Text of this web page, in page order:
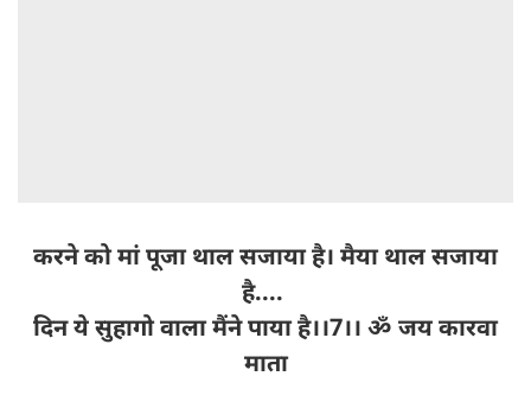
करने को मां पूजा थाल सजाया है। मैया थाल सजाया
है....
दिन ये सुहागो वाला मैंने पाया है।।7।। ॐ जय कारवा
माता